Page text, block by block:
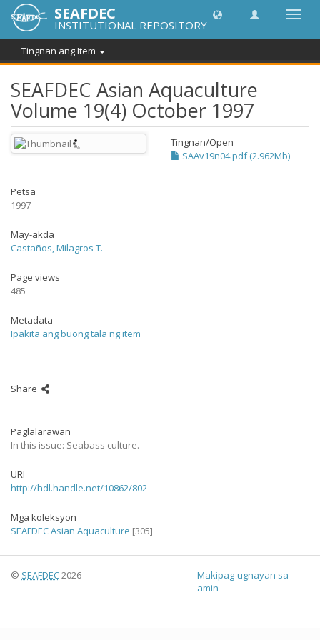
I-
ang
SEAFDEC
INSTITUTIONAL REPOSITORY
Tingnan ang Item
SEAFDEC Asian Aquaculture
Volume 19(4) October 1997
Tingnan/Open
SAAv19n04.pdf (2.962Mb)
Petsa
1997
May-akda
Castaños, Milagros T.
Page views
485
Metadata
Ipakita ang buong tala ng item
Share
Paglalarawan
In this issue: Seabass culture.
URI
http://hdl.handle.net/10862/802
Mga koleksyon
SEAFDEC Asian Aquaculture [305]
© SEAFDEC2026
Makipag-ugnayan sa
amin